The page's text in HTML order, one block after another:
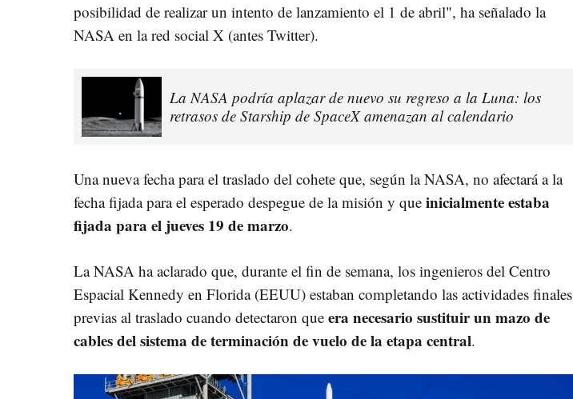
posibilidad de realizar un intento de lanzamiento el 1 de abril", ha señalado la
NASA en la red social X (antes Twitter).
La NASA podría aplazar de nuevo su regreso a la Luna: los
retrasos de Starship de SpaceX amenazan al calendario
Una nueva fecha para el traslado del cohete que, según la NASA, no afectará a la
fecha fijada para el esperado despegue de la misión y que inicialmente estaba
fijada para el jueves 19 de marzo.
La NASA ha aclarado que, durante el fin de semana, los ingenieros del Centro
Espacial Kennedy en Florida (EEUU) estaban completando las actividades finales
previas al traslado cuando detectaron que era necesario sustituir un mazo de
cables del sistema de terminación de vuelo de la etapa central.